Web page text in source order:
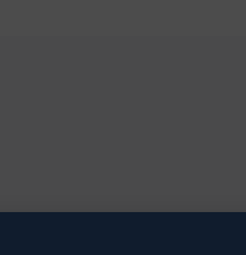
de prompts y